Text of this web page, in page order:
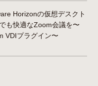
Horizonの仮想デスクト
も快適なZoom会議を〜
VDIプラグイン〜